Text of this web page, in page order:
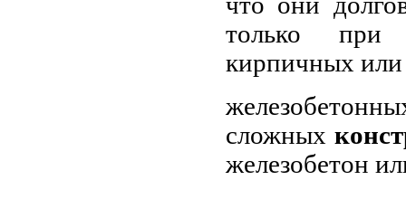
только при
кирпичных или
сложных
железобетон